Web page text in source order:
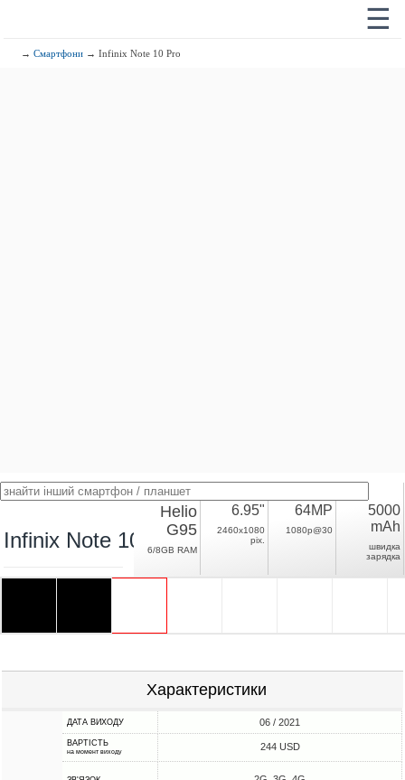
☰
→Смартфони → Infinix Note 10 Pro
Infinix Note 10 Pro
Helio
G95
6/8GB RAM
6.95"
2460x1080
pix.
64MP
1080p@30
5000
mAh
швидка
зарядка
Характеристики
ДАТА ВИХОДУ 06 / 2021
ВАРТІСТЬ
на момент виходу 244 USD